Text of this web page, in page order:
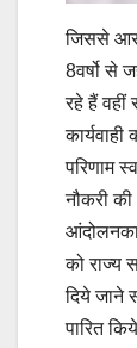
जिससे
8वर्षो से
रहे हैं
परिणाम
नौकरी
को राज्य
दिये जाने
पारित